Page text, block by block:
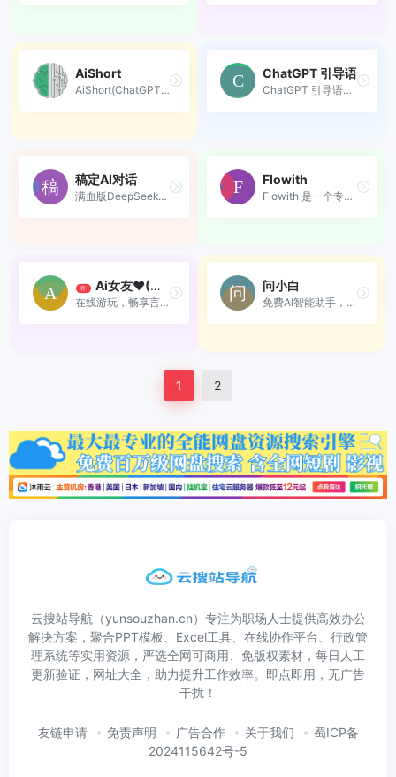
AiShort
AiShort(ChatGPT Shortcut) ...
ChatGPT 引导语
ChatGPT 引导语是一个汇集了...
稿定AI对话
满血版DeepSeek-R1， 支持智...
Flowith
Flowith 是一个专注于人工智...
荐 Ai女友❤(在线游玩)
在线游玩，畅享言情自由。
问小白
免费AI智能助手，支持DeepSee...
1 2
云搜站导航（yunsouzhan.cn）专注为职场人士提供高效办公
解决方案，聚合PPT模板、Excel工具、在线协作平台、行政管
理系统等实用资源，严选全网可商用、免版权素材，每日人工
更新验证，网址大全，助力提升工作效率。即点即用，无广告
干扰！
友链申请 免责声明 广告合作 关于我们
蜀ICP备
2024115642号-5